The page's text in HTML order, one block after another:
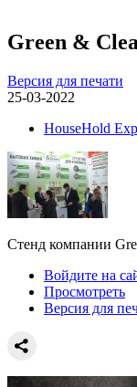
Green &
Версия для печати
25-03-2022
HouseHold
Стенд компании
Войдите на
Просмотреть
Версия для